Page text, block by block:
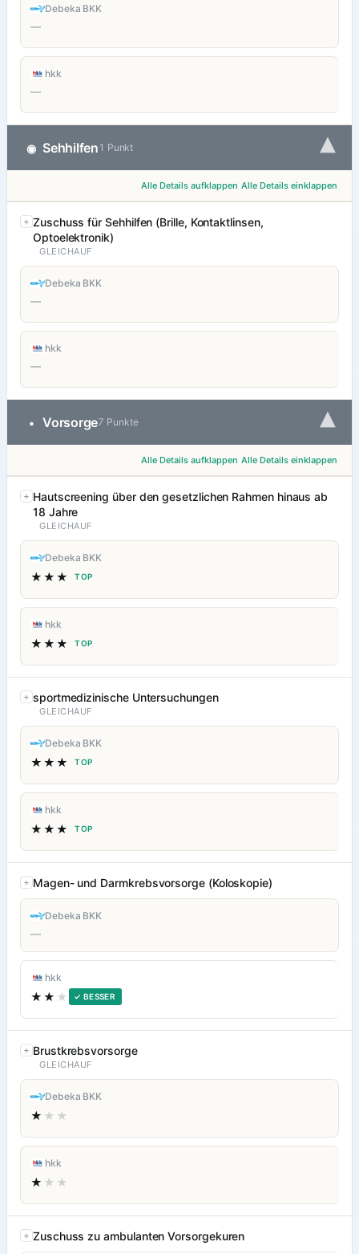
Debeka BKK
—
hkk
—
◉ Sehhilfen 1 Punkt ▾
Alle Details aufklappen Alle Details einklappen
Zuschuss für Sehhilfen (Brille, Kontaktlinsen,
Optoelektronik)
GLEICHAUF
Debeka BKK
—
hkk
—
• Vorsorge7 Punkte ▾
Alle Details aufklappen Alle Details einklappen
Hautscreening über den gesetzlichen Rahmen hinaus ab
18 Jahre
GLEICHAUF
Debeka BKK
★★★ TOP
hkk
★★★ TOP
sportmedizinische Untersuchungen
GLEICHAUF
Debeka BKK
★★★ TOP
hkk
★★★ TOP
Magen- und Darmkrebsvorsorge (Koloskopie)
Debeka BKK
—
hkk
★★ ★ ✓ BESSER
Brustkrebsvorsorge
GLEICHAUF
Debeka BKK
★ ★★
hkk
★ ★★
Zuschuss zu ambulanten Vorsorgekuren